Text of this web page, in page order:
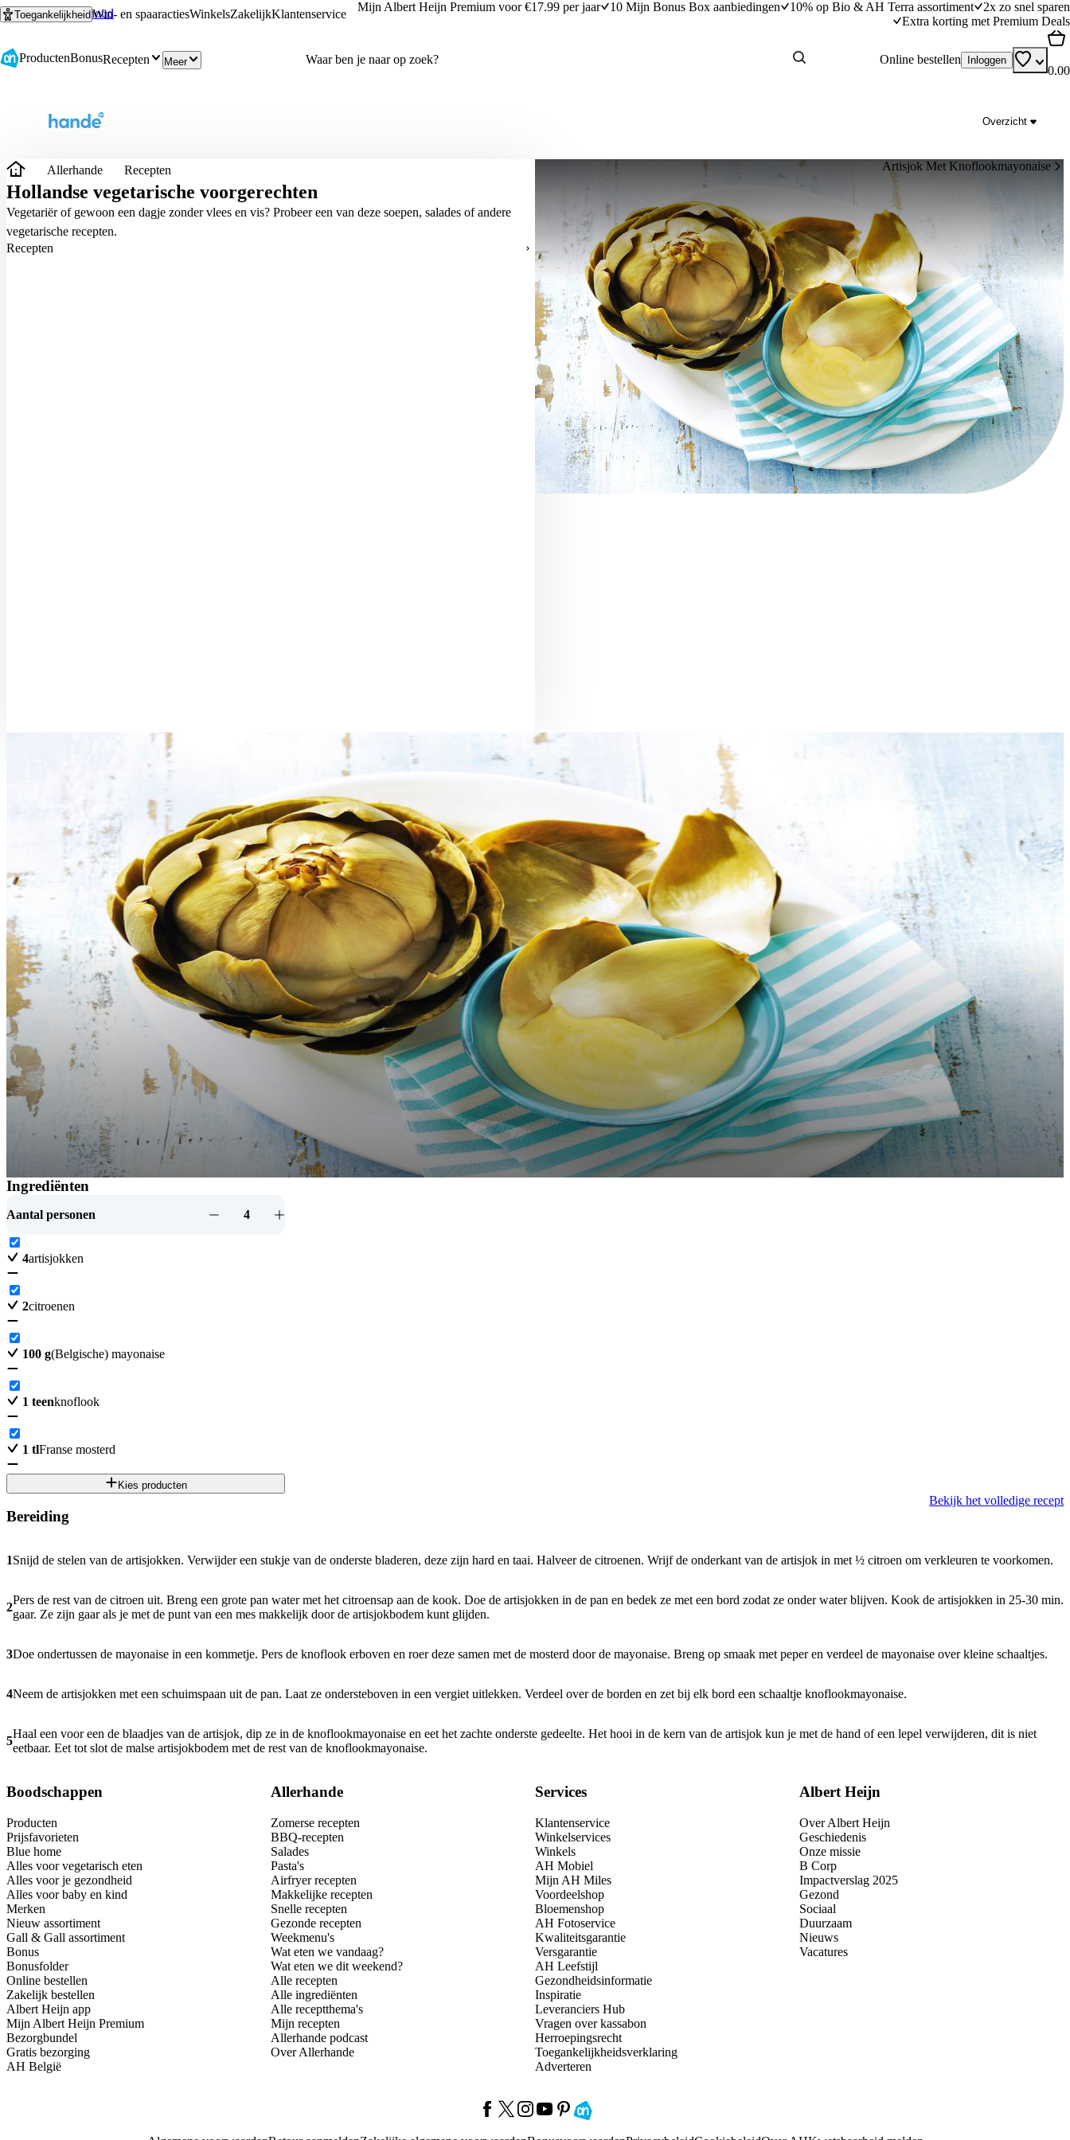
Ga naar hoofdinhoud
Ga naar zoeken
ToegankelijkheidWin- en spaaractiesWinkelsZakelijkKlantenservice
Mijn Albert Heijn Premium voor €17.99 per jaar 10 Mijn Bonus Box aanbiedingen 10% op Bio & AH Terra assortiment
2x zo snel sparen
Extra korting met Premium Deals
ProductenBonusRecepten Meer Online bestellen Inloggen
0.00
Overzicht
Artisjok Met Knoflookmayonaise
Allerhande Recepten
Hollandse vegetarische voorgerechten
Vegetariër of gewoon een dagje zonder vlees en vis? Probeer een van deze soepen, salades of andere
vegetarische recepten.
Recepten
Ingrediënten
Aantal personen 4
4artisjokken
2citroenen
100 g(Belgische) mayonaise
1 teenknoflook
1 tlFranse mosterd
Kies producten
Bereiding
Bekijk het volledige recept
1Snijd de stelen van de artisjokken. Verwijder een stukje van de onderste bladeren, deze zijn hard en taai. Halveer de citroenen. Wrijf de onderkant van de artisjok in met ½ citroen om verkleuren te voorkomen.
2
Pers de rest van de citroen uit. Breng een grote pan water met het citroensap aan de kook. Doe de artisjokken in de pan en bedek ze met een bord zodat ze onder water blijven. Kook de artisjokken in 25-30 min.
gaar. Ze zijn gaar als je met de punt van een mes makkelijk door de artisjokbodem kunt glijden.
3Doe ondertussen de mayonaise in een kommetje. Pers de knoflook erboven en roer deze samen met de mosterd door de mayonaise. Breng op smaak met peper en verdeel de mayonaise over kleine schaaltjes.
4Neem de artisjokken met een schuimspaan uit de pan. Laat ze ondersteboven in een vergiet uitlekken. Verdeel over de borden en zet bij elk bord een schaaltje knoflookmayonaise.
5
Haal een voor een de blaadjes van de artisjok, dip ze in de knoflookmayonaise en eet het zachte onderste gedeelte. Het hooi in de kern van de artisjok kun je met de hand of een lepel verwijderen, dit is niet
eetbaar. Eet tot slot de malse artisjokbodem met de rest van de knoflookmayonaise.
Boodschappen
Producten
Prijsfavorieten
Blue home
Alles voor vegetarisch eten
Alles voor je gezondheid
Alles voor baby en kind
Merken
Nieuw assortiment
Gall & Gall assortiment
Bonus
Bonusfolder
Online bestellen
Zakelijk bestellen
Albert Heijn app
Mijn Albert Heijn Premium
Bezorgbundel
Gratis bezorging
AH België
Allerhande
Zomerse recepten
BBQ-recepten
Salades
Pasta's
Airfryer recepten
Makkelijke recepten
Snelle recepten
Gezonde recepten
Weekmenu's
Wat eten we vandaag?
Wat eten we dit weekend?
Alle recepten
Alle ingrediënten
Alle receptthema's
Mijn recepten
Allerhande podcast
Over Allerhande
Services
Klantenservice
Winkelservices
Winkels
AH Mobiel
Mijn AH Miles
Voordeelshop
Bloemenshop
AH Fotoservice
Kwaliteitsgarantie
Versgarantie
AH Leefstijl
Gezondheidsinformatie
Inspiratie
Leveranciers Hub
Vragen over kassabon
Herroepingsrecht
Toegankelijkheidsverklaring
Adverteren
Albert Heijn
Over Albert Heijn
Geschiedenis
Onze missie
B Corp
Impactverslag 2025
Gezond
Sociaal
Duurzaam
Nieuws
Vacatures